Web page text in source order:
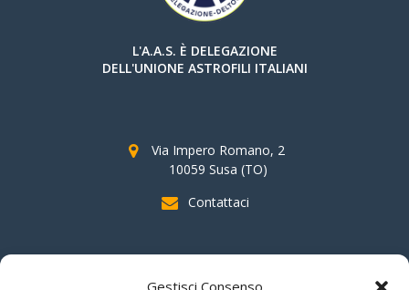
Gestisci Consenso
L'A.A.S. È DELEGAZIONE
DELL'UNIONE ASTROFILI ITALIANI
Via Impero Romano, 2
10059 Susa (TO)
Contattaci
SOSTIENI AAS